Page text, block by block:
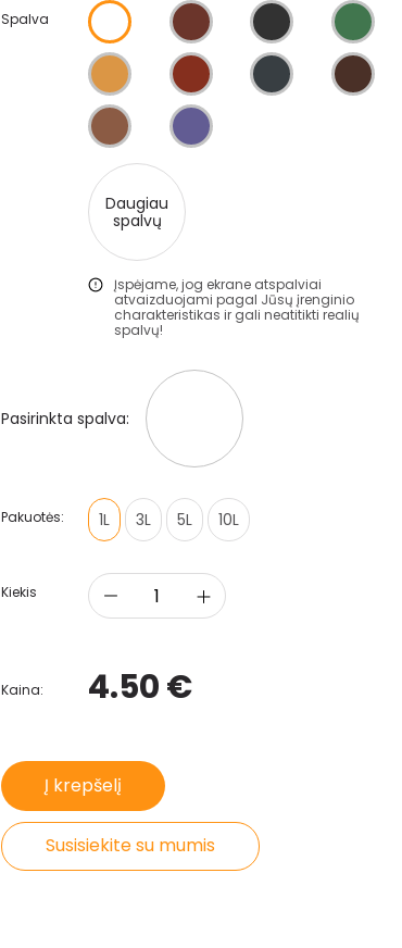
Spalva
Daugiau
spalvų
Įspėjame, jog ekrane atspalviai
atvaizduojami pagal Jūsų įrenginio
charakteristikas ir gali neatitikti realių
spalvų!
Pasirinkta spalva:
Pakuotės: 1L 3L 5L 10L
Kiekis
Kaina: 4.50 €
Į krepšelį
Susisiekite su mumis